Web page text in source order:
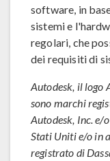
software, in
sistemi e
regolari, che
dei requisiti di
Autodesk, il logo
sono marchi
Autodesk, Inc. e/
Stati Uniti e/o in
registrato di